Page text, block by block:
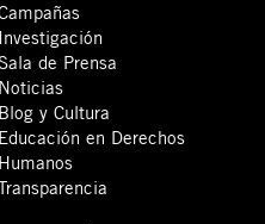
Investigación
Sala de Prensa
Noticias
Blog y Cultura
Educación en Derechos
Humanos